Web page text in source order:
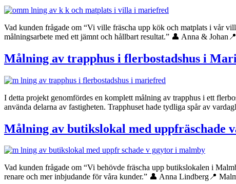
Vad kunden frågade om “Vi ville fräscha upp kök och matplats i vår
målningsarbete med ett jämnt och hållbart resultat.” 👤 Anna &
Målning av trapphus i flerbostadshus i
I detta projekt genomfördes en komplett målning av trapphus i ett
använda delarna av fastigheten. Trapphuset hade tydliga spår av
Målning av butikslokal med uppfräschade
Vad kunden frågade om “Vi behövde fräscha upp butikslokalen i
renare och mer inbjudande för våra kunder.” 👤 Anna Lindberg📍